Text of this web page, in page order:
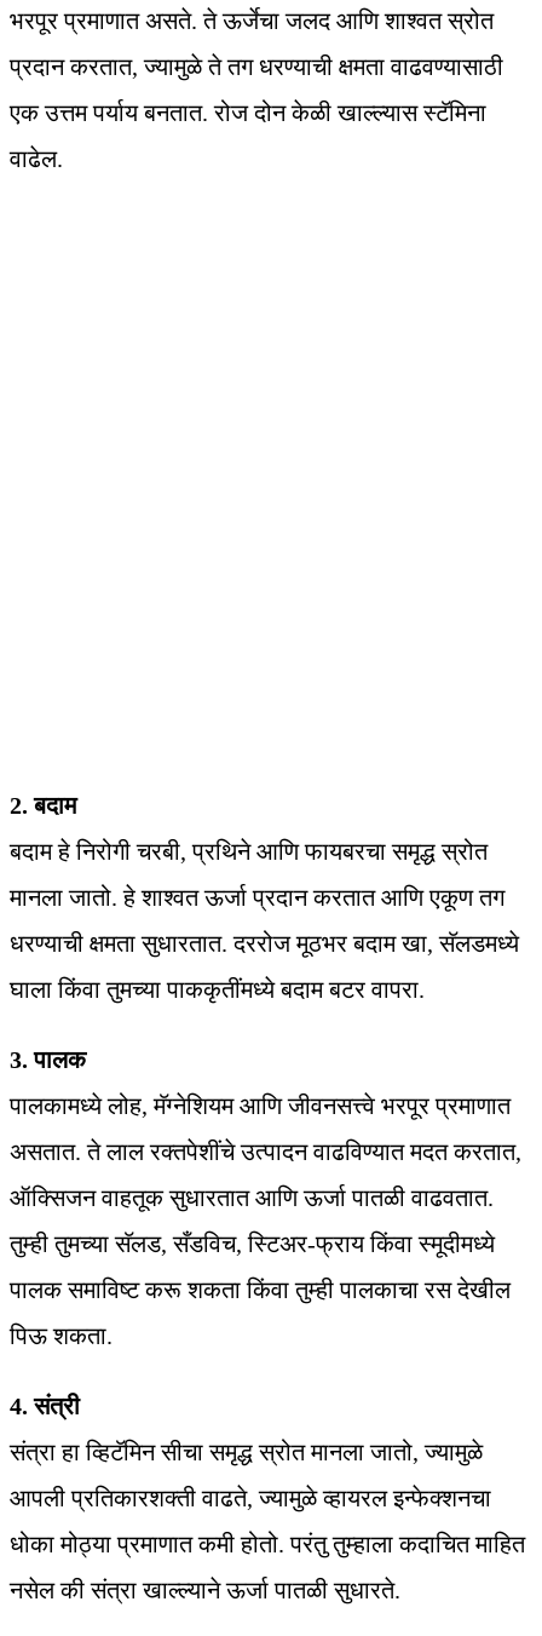
भरपूर प्रमाणात असते. ते ऊर्जेचा जलद आणि शाश्वत स्रोत
प्रदान करतात, ज्यामुळे ते तग धरण्याची क्षमता वाढवण्यासाठी
एक उत्तम पर्याय बनतात. रोज दोन केळी खाल्ल्यास स्टॅमिना
वाढेल.
2. बदाम
बदाम हे निरोगी चरबी, प्रथिने आणि फायबरचा समृद्ध स्रोत
मानला जातो. हे शाश्वत ऊर्जा प्रदान करतात आणि एकूण तग
धरण्याची क्षमता सुधारतात. दररोज मूठभर बदाम खा, सॅलडमध्ये
घाला किंवा तुमच्या पाककृतींमध्ये बदाम बटर वापरा.
3. पालक
पालकामध्ये लोह, मॅग्नेशियम आणि जीवनसत्त्वे भरपूर प्रमाणात
असतात. ते लाल रक्तपेशींचे उत्पादन वाढविण्यात मदत करतात,
ऑक्सिजन वाहतूक सुधारतात आणि ऊर्जा पातळी वाढवतात.
तुम्ही तुमच्या सॅलड, सँडविच, स्टिअर-फ्राय किंवा स्मूदीमध्ये
पालक समाविष्ट करू शकता किंवा तुम्ही पालकाचा रस देखील
पिऊ शकता.
4. संत्री
संत्रा हा व्हिटॅमिन सीचा समृद्ध स्रोत मानला जातो, ज्यामुळे
आपली प्रतिकारशक्ती वाढते, ज्यामुळे व्हायरल इन्फेक्शनचा
धोका मोठ्या प्रमाणात कमी होतो. परंतु तुम्हाला कदाचित माहित
नसेल की संत्रा खाल्ल्याने ऊर्जा पातळी सुधारते.